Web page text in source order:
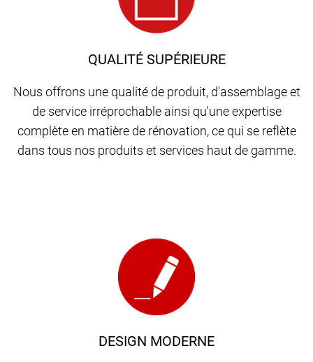
QUALITÉ SUPÉRIEURE
Nous offrons une qualité de produit, d'assemblage et
de service irréprochable ainsi qu'une expertise
complète en matière de rénovation, ce qui se reflète
dans tous nos produits et services haut de gamme.
DESIGN MODERNE